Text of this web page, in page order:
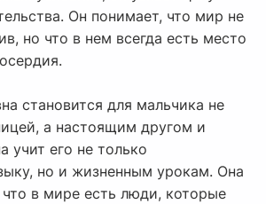
Он понимает, что мир не
но что в нем всегда есть место
становится для мальчика не
а настоящим другом и
учит его не только
но и жизненным урокам. Она
что в мире есть люди, которые